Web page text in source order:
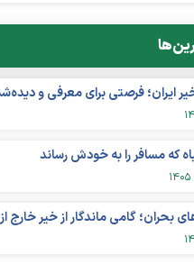
که مسافر را به خودش رساند